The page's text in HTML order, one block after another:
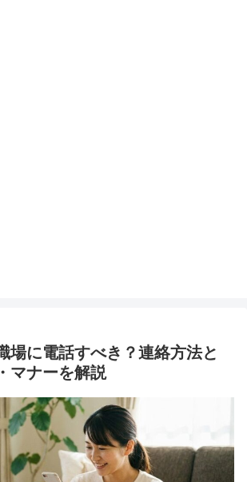
場に電話すべき？連絡方法と
マナーを解説